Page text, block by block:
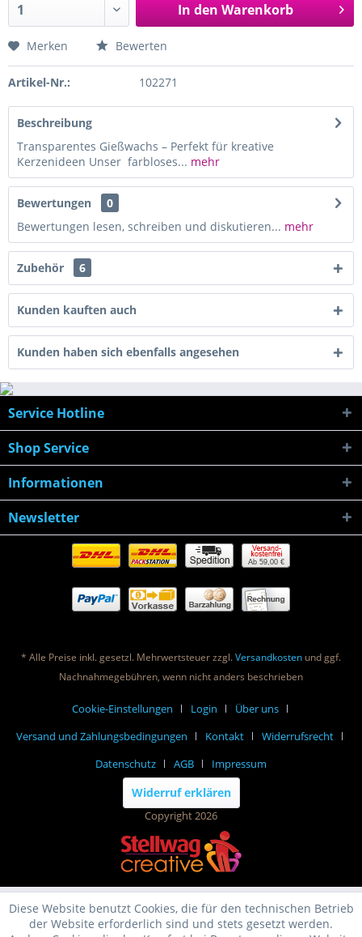
In den Warenkorb
Merken Bewerten
Artikel-Nr.: 102271
Beschreibung
Transparentes Gießwachs – Perfekt für kreative
Kerzenideen Unser farbloses... mehr
Bewertungen
0
Bewertungen lesen, schreiben und diskutieren... mehr
Zubehör 6
Kunden kauften auch
Kunden haben sich ebenfalls angesehen
Service Hotline
Shop Service
Informationen
Newsletter
Ab 59,00 €
* Alle Preise inkl. gesetzl. Mehrwertsteuer zzgl.Versandkosten und ggf.
Nachnahmegebühren, wenn nicht anders beschrieben
Cookie-Einstellungen Login
Über uns
Versand und Zahlungsbedingungen
Kontakt
Widerrufsrecht
Datenschutz
AGB Impressum
Widerruf erklären
Copyright 2026
Diese Website benutzt Cookies, die für den technischen Betrieb
der Website erforderlich sind und stets gesetzt werden.